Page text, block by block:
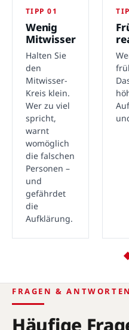
TIPP 01
Wenig
Mitwisser
Halten Sie
den
Mitwisser-
Kreis klein.
Wer zu viel
spricht,
warnt
womöglich
die falschen
Personen –
und
gefährdet
die
Aufklärung.
FRAGEN & ANTWORTEN
Häufige